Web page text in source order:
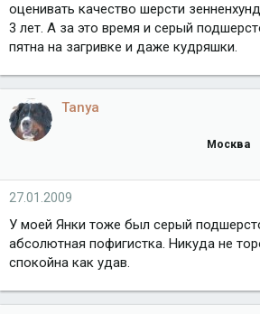
оценивать качество шерсти
3 лет. А за это время и серый
пятна на загривке и даже кудряшки.
Tanya
Москва
27.01.2009
У моей Янки тоже был серый
абсолютная пофигистка. Никуда не
спокойна как удав.